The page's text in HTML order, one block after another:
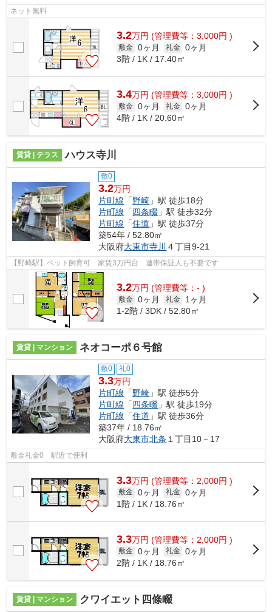
ネット無料
3.2万円 (管理費等：3,000円 )
敷金 0ヶ月 礼金 0ヶ月
3階 / 1K / 17.40㎡
3.4万円 (管理費等：3,000円 )
敷金 0ヶ月 礼金 0ヶ月
4階 / 1K / 20.60㎡
賃貸 | テラス ハウス寺川
敷0
3.2万円
片町線 「野崎 」駅 徒歩18分
片町線 「四条畷 」駅 徒歩32分
片町線 「住道 」駅 徒歩37分
築54年 / 52.80㎡
大阪府大東市寺川 ４丁目9-21
【野崎駅】ペット飼育可 家賃3万円台 連帯保証人も不要です
3.2万円 (管理費等：- )
敷金 0ヶ月 礼金
1ヶ月
1-2階 / 3DK / 52.80㎡
賃貸 | マンション ネオコーポ６号館
敷0 礼0
3.3万円
片町線 「野崎 」駅 徒歩5分
片町線 「四条畷 」駅 徒歩19分
片町線 「住道 」駅 徒歩36分
築37年 / 18.76㎡
大阪府大東市北条 １丁目10－17
敷金礼金0 駅近で便利
3.3万円 (管理費等：2,000円 )
敷金 0ヶ月 礼金 0ヶ月
1階 / 1K / 18.76㎡
3.3万円 (管理費等：2,000円 )
敷金 0ヶ月 礼金 0ヶ月
2階 / 1K / 18.76㎡
賃貸 | マンション クワイエット四條畷